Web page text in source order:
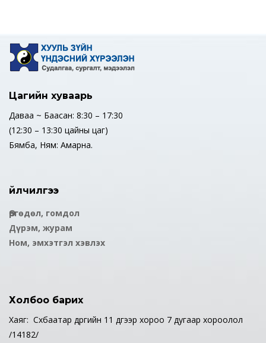
Цагийн хуваарь
Даваа ~ Баасан: 8:30 – 17:30
(12:30 – 13:30 цайны цаг)
Бямба, Ням: Амарна.
Үйлчилгээ
Өргөдөл, гомдол
Дүрэм, журам
Ном, эмхэтгэл хэвлэх
Холбоо барих
Хаяг: Сүхбаатар дүүргийн 11 дүгээр хороо 7 дугаар хороолол
/14182/